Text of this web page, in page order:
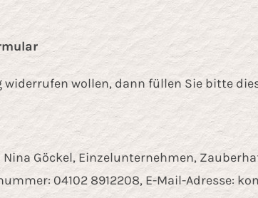
widerrufen wollen, dann füllen Sie bitte
Göckel, Einzelunternehmen,
04102 8912208, E-Mail-Adresse: